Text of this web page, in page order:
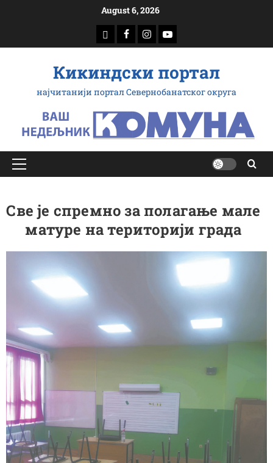
August 6, 2026
доwнлоад
Фацебоок
Инстаграм
Yоутубе
Кикиндски портал
најчитанији портал Севернобанатског округа
Примарy
Све је спремно за полагање мале
матуре на територији града